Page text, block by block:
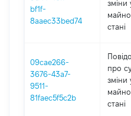
bf1f-
8aaec33bed74
зміни
стані
09cae266-
3676-43a7-
9511-
81faec5f5c2b
про
зміни
стані